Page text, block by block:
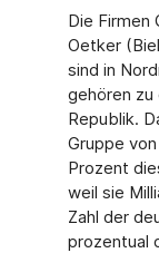
Die Firmen
Oetker
sind in
gehören zu
Republik.
Gruppe
Prozent
weil sie
Zahl der
prozentual